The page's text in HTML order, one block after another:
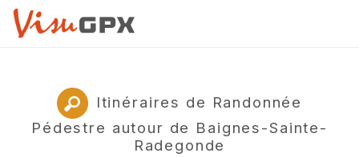
Itinéraires de Randonnée
Pédestre autour de Baignes-Sainte-
Radegonde